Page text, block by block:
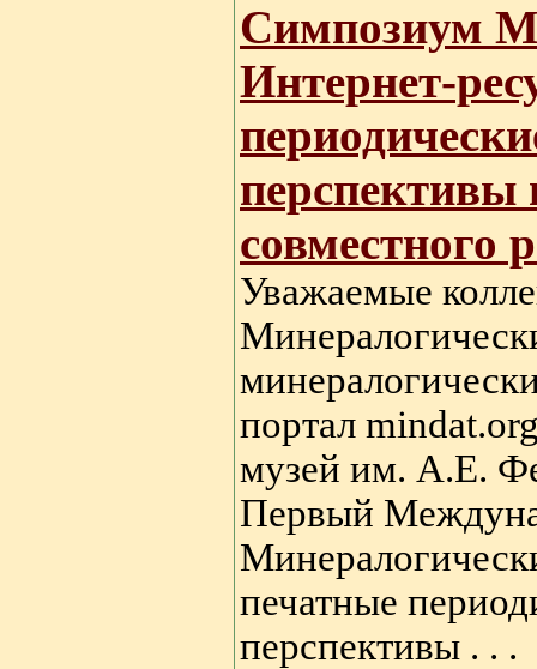
Симпозиум
Интернет-
перспективы
совместного
Уважаемые
портал
музей им. А.Е.
Первый
печатные
перспективы . . .